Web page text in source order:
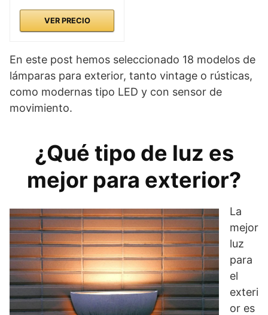
VER PRECIO
En este post hemos seleccionado 18 modelos de
lámparas para exterior, tanto vintage o rústicas,
como modernas tipo LED y con sensor de
movimiento.
¿Qué tipo de luz es
mejor para exterior?
La
mejor
luz
para
el
exteri
or es